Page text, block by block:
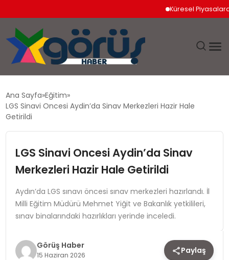
Küresel Piyasalarda
EKONOMI
MAGAZIN
SAĞLIK
TEKNOLOJI
Ana Sayfa Eğitim
LGS Sinavi Oncesi Aydin’da Sinav Merkezleri Hazir Hale
Getirildi
LGS Sinavi Oncesi Aydin’da Sinav
Merkezleri Hazir Hale Getirildi
Aydın’da LGS sınavı öncesi sınav merkezleri hazırlandı. İl
Milli Eğitim Müdürü Mehmet Yiğit ve Bakanlık yetkilileri,
sınav binalarındaki hazırlıkları yerinde inceledi.
Görüş Haber
15 Haziran 2026 Paylaş